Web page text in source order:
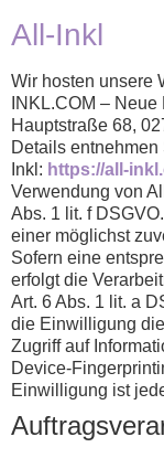
All-Inkl
Wir hosten unsere
INKL.COM –
Hauptstraße 68,
Details
Inkl: https://all-
Verwendung von
Abs. 1 lit. f
einer möglichst
Sofern eine
erfolgt die
Art. 6 Abs. 1 lit. a
die Einwilligung
Zugriff auf
Device-
Einwilligung ist